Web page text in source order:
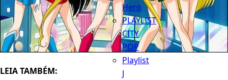
Hero
PLAYLIST
CITY
POP
Playlist
J
LEIA TAMBÉM: